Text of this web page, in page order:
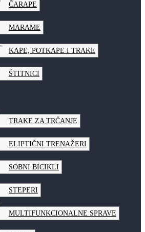
ČARAPE
MARAME
KAPE, POTKAPE I TRAKE
ŠTITNICI
TRAKE ZA TRČANJE
ELIPTIČNI TRENAŽERI
SOBNI BICIKLI
STEPERI
MULTIFUNKCIONALNE SPRAVE